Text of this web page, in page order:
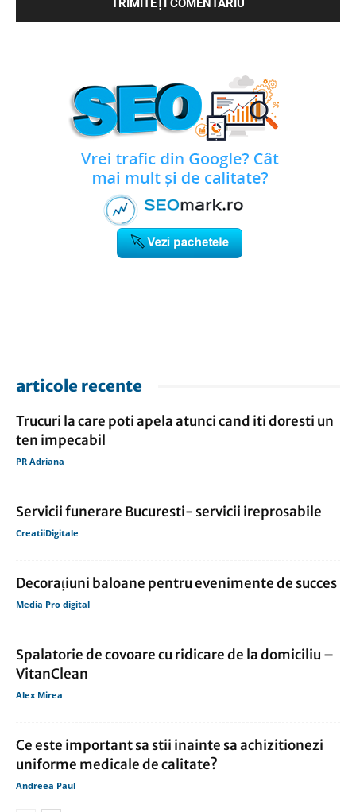
articole recente
Trucuri la care poti apela atunci cand iti doresti un
ten impecabil
PR Adriana
Servicii funerare Bucuresti- servicii ireprosabile
CreatiiDigitale
Decorațiuni baloane pentru evenimente de succes
Media Pro digital
Spalatorie de covoare cu ridicare de la domiciliu –
VitanClean
Alex Mirea
Ce este important sa stii inainte sa achizitionezi
uniforme medicale de calitate?
Andreea Paul